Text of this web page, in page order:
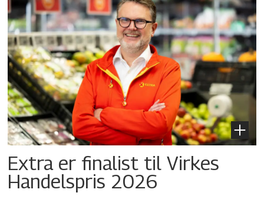
Extra er finalist til Virkes
Handelspris 2026